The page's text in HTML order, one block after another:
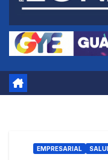
EMPRESARIAL